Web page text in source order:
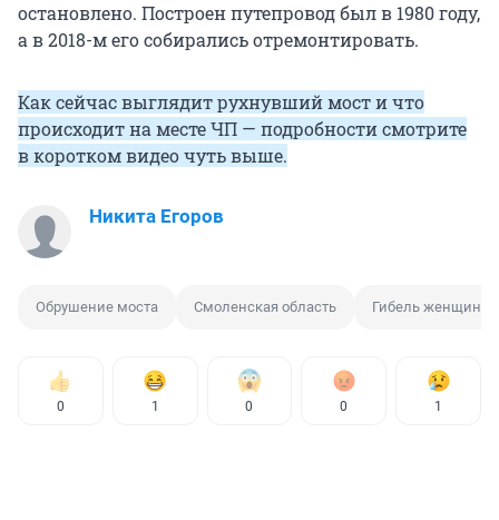
остановлено. Построен путепровод был в 1980 году,
а в 2018-м его собирались отремонтировать.
Как сейчас выглядит рухнувший мост и что
происходит на месте ЧП — подробности смотрите
в коротком видео чуть выше.
Никита Егоров
Обрушение моста Смоленская область Гибель женщины
0 1 0 0 1